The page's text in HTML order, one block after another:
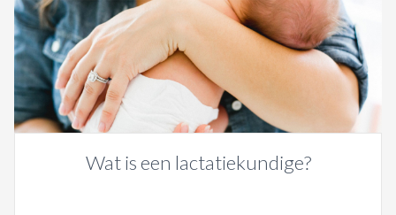
Wat is een lactatiekundige?